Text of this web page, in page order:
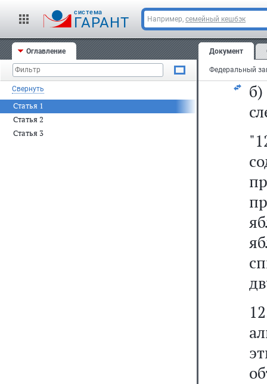
cистема
ГАРАНТ Например, семейный кешбэк
Оглавление
Свернуть
Статья 1
Статья 2
Статья 3
Документ